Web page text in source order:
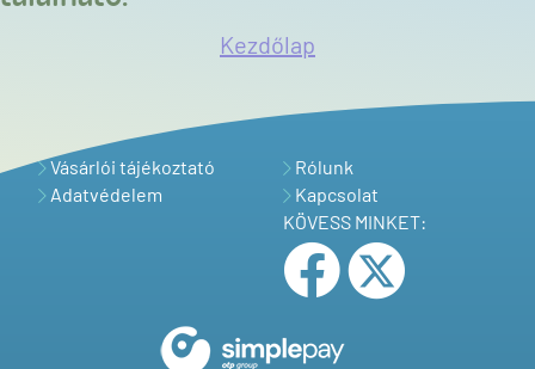
Kezdőlap
Vásárlói tájékoztató
Adatvédelem
Rólunk
Kapcsolat
KÖVESS MINKET: